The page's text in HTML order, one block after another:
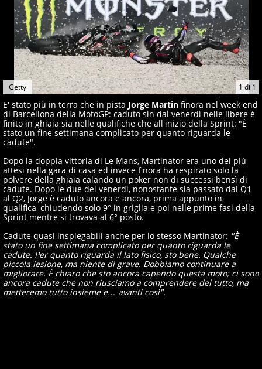
1 di 1
Getty
E' stato più in terra che in pista Jorge Martin finora nel week end
di Barcellona della MotoGP: caduto sin dal venerdì nelle libere è
finito in ghiaia sia nelle qualifiche che all'inizio della Sprint: "È
stato un fine settimana complicato per quanto riguarda le
cadute".
Dopo la doppia vittoria di Le Mans, Martinator era uno dei più
attesi nella gara di casa ed invece finora ha respirato solo la
polvere della ghiaia calando un poker non di successi bensì di
cadute. Dopo le due del venerdì, nonostante sia passato dal Q1
al Q2, Jorge è caduto ancora e ancora, prima appunto in
qualifica, chiudendo solo 9° in griglia e poi nelle prime fasi della
Sprint mentre si trovava al 6° posto.
Cadute quasi inspiegabili anche per lo stesso Martinator: "È
stato un fine settimana complicato per quanto riguarda le
cadute. Per quanto riguarda il lato fisico, sto bene. Qualche
piccola lesione, ma niente di grave. Dobbiamo continuare a
migliorare. È chiaro che sto ancora capendo questa moto; ci sono
ancora cadute che non riusciamo a comprendere del tutto, ma
metteremo tutto insieme e… avanti così".